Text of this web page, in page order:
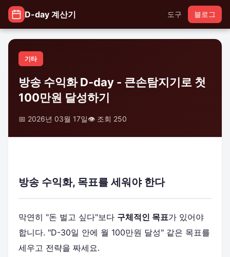
D-day 계산기 도구 블로그
기타
방송 수익화 D-day - 큰손탐지기로 첫
100만원 달성하기
📅 2026년 03월 17일👁️ 조회 250
방송 수익화, 목표를 세워야 한다
막연히 "돈 벌고 싶다"보다 구체적인 목표가 있어야
합니다. "D-30일 안에 월 100만원 달성" 같은 목표를
세우고 전략을 짜세요.